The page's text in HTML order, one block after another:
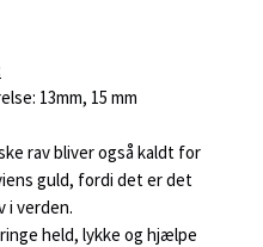
13mm, 15 mm
rav bliver også kaldt for
guld, fordi det er det
i verden.
held, lykke og hjælpe